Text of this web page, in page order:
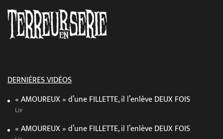
DERNIÈRES VIDÉOS
« AMOUREUX » d’une FILLETTE, il l’enlève DEUX FOIS
Liv
« AMOUREUX » d’une FILLETTE, il l’enlève DEUX FOIS